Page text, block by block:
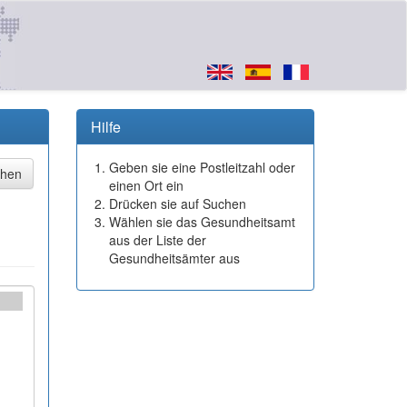
Hilfe
Geben sie eine Postleitzahl oder
einen Ort ein
Drücken sie auf Suchen
Wählen sie das Gesundheitsamt
aus der Liste der
Gesundheitsämter aus